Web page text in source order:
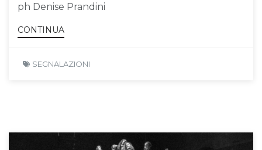
ph Denise Prandini
CONTINUA
SEGNALAZIONI